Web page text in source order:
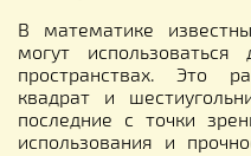
В математике
могут
пространствах. Это
квадрат и
последние с точки
использования и